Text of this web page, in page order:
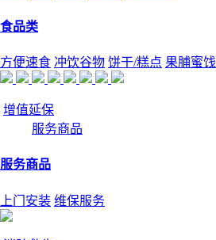
食品类
方便速食 冲饮谷物 饼干/糕点 果脯蜜饯
增值延保
服务商品
服务商品
上门安装 维保服务